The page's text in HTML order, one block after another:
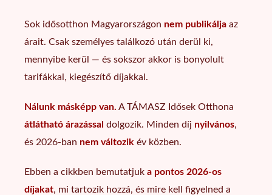
Sok idősotthon Magyarországon nem publikálja az
árait. Csak személyes találkozó után derül ki,
mennyibe kerül — és sokszor akkor is bonyolult
tarifákkal, kiegészítő díjakkal.
Nálunk másképp van. A TÁMASZ Idősek Otthona
átlátható árazással dolgozik. Minden díj nyilvános,
és 2026-ban nem változik év közben.
Ebben a cikkben bemutatjuk a pontos 2026-os
díjakat, mi tartozik hozzá, és mire kell figyelned a